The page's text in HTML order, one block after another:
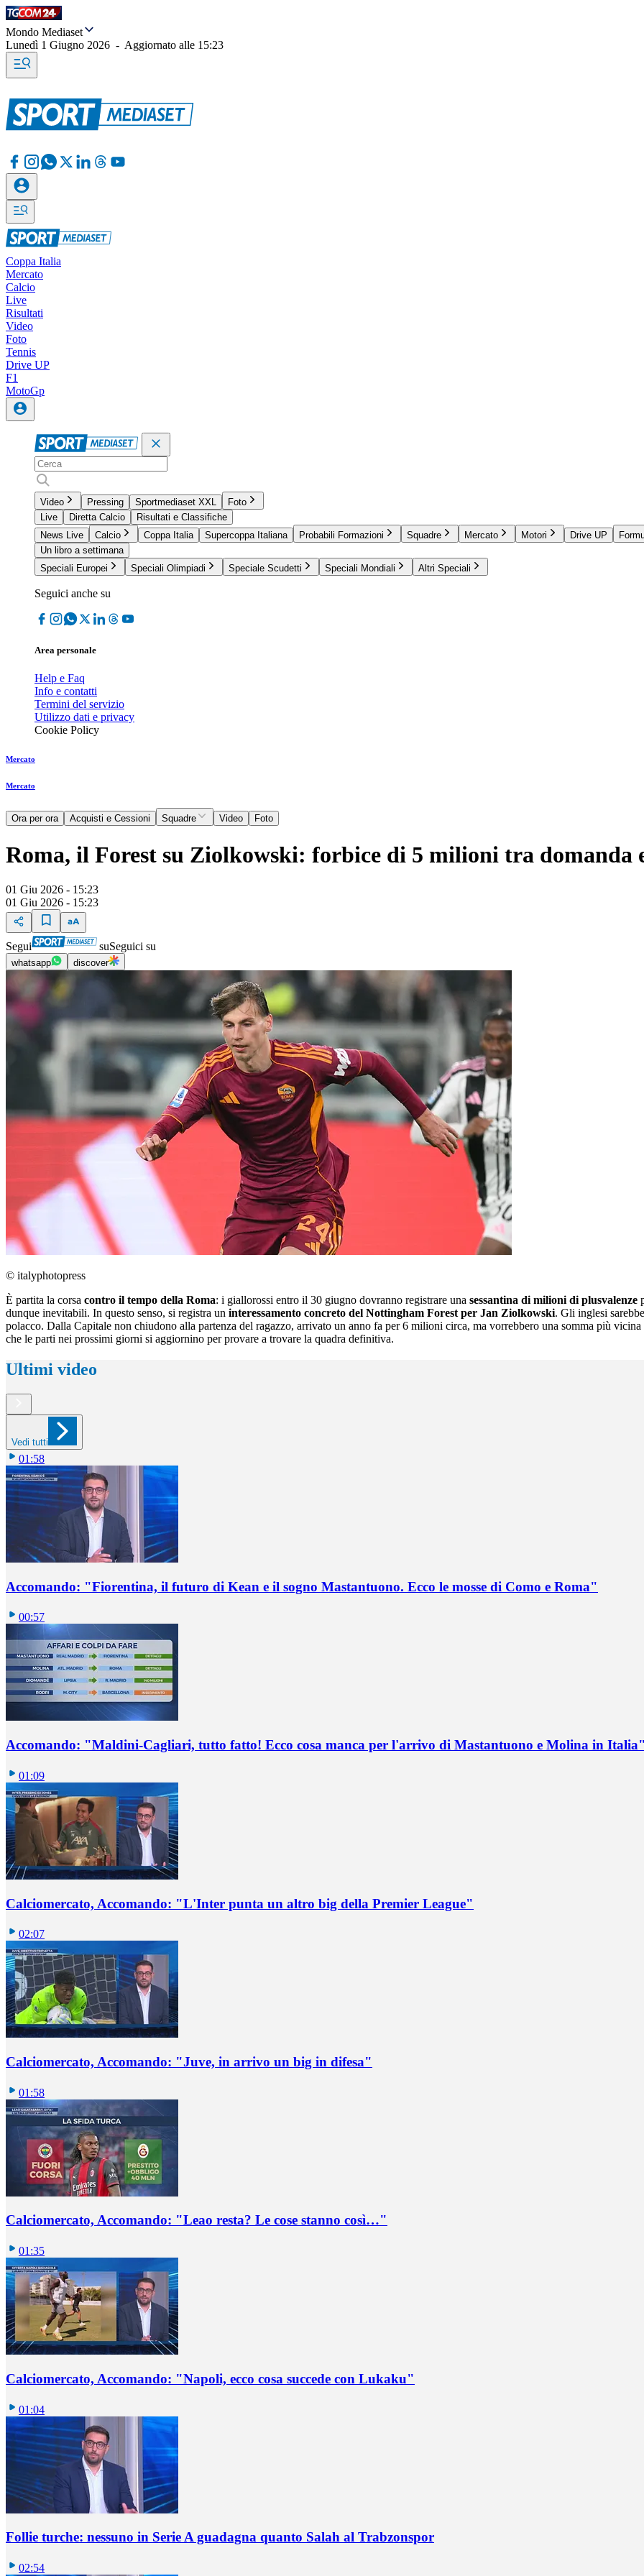
Mondo Mediaset
Lunedì 1 Giugno 2026 - Aggiornato alle 15:23
Coppa Italia
Mercato
Calcio
Live
Risultati
Video
Foto
Tennis
Drive UP
F1
MotoGp
Video Pressing Sportmediaset XXL
Foto
Live
Diretta Calcio
Risultati e Classifiche
News Live
Calcio Coppa Italia Supercoppa Italiana Probabili Formazioni Squadre Mercato Motori Drive UP
Un libro a settimana
Speciali Europei
Speciali Olimpiadi Speciale Scudetti Speciali Mondiali Altri Speciali
Seguici anche su
Area personale
Help e Faq
Info e contatti
Termini del servizio
Utilizzo dati e privacy
Cookie Policy
Mercato
Mercato
Ora per ora Acquisti e Cessioni Squadre Video Foto
Roma, il Forest su Ziolkowski: forbice di 5 milioni tra domanda
01 Giu 2026 - 15:23
01 Giu 2026 - 15:23
Segui suSeguici su
whatsapp discover
© italyphotopress
È partita la corsa contro il tempo della Roma: i giallorossi entro il 30 giugno dovranno registrare una sessantina di milioni di plusvalenze
dunque inevitabili. In questo senso, si registra un interessamento concreto del Nottingham Forest per Jan Ziolkowski. Gli inglesi
polacco. Dalla Capitale non chiudono alla partenza del ragazzo, arrivato un anno fa per 6 milioni circa, ma vorrebbero una somma più
che le parti nei prossimi giorni si aggiornino per provare a trovare la quadra definitiva.
Ultimi video
Vedi tutti
01:58
Accomando: "Fiorentina, il futuro di Kean e il sogno Mastantuono. Ecco le mosse di Como e Roma"
00:57
Accomando: "Maldini-Cagliari, tutto fatto! Ecco cosa manca per l'arrivo di Mastantuono e Molina in
01:09
Calciomercato, Accomando: "L'Inter punta un altro big della Premier League"
02:07
Calciomercato, Accomando: "Juve, in arrivo un big in difesa"
01:58
Calciomercato, Accomando: "Leao resta? Le cose stanno così…"
01:35
Calciomercato, Accomando: "Napoli, ecco cosa succede con Lukaku"
01:04
Follie turche: nessuno in Serie A guadagna quanto Salah al Trabzonspor
02:54